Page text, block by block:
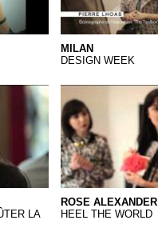
MILAN
DESIGN WEEK
LA
Rose Alexander
ROSE ALEXANDER
HEEL THE WORLD